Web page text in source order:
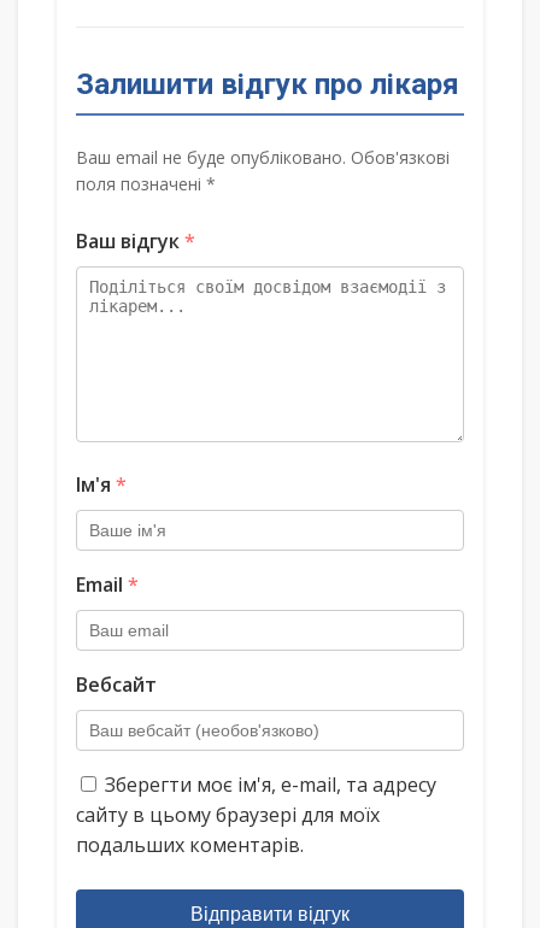
Залишити відгук про лікаря
Ваш email не буде опубліковано. Обов'язкові
поля позначені *
Ваш відгук*
Ім'я *
Email *
Вебсайт
Зберегти моє ім'я, e-mail, та адресу
сайту в цьому браузері для моїх
подальших коментарів.
Відправити відгук